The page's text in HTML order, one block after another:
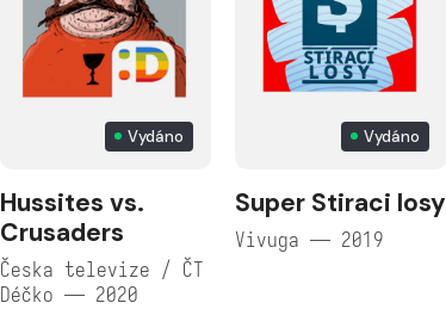
Vydáno
Hussites vs.
Crusaders
Česka televize / ČT
Déčko — 2020
Vydáno
Super Stiraci losy
Vivuga — 2019